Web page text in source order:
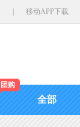
移动APP下载
团购
全部